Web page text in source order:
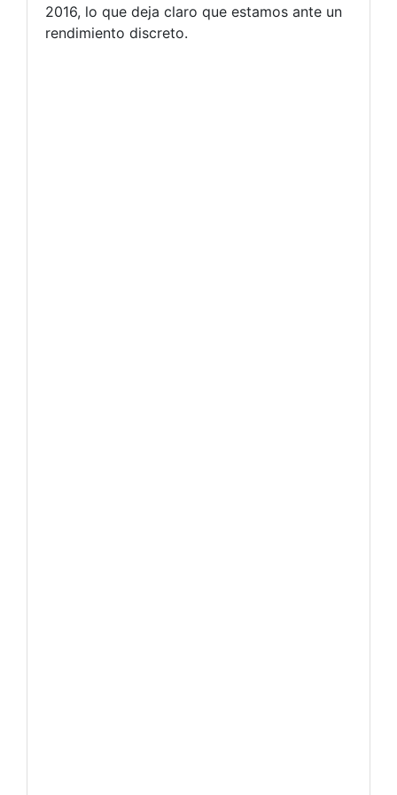
2016, lo que deja claro que estamos ante un
rendimiento discreto.